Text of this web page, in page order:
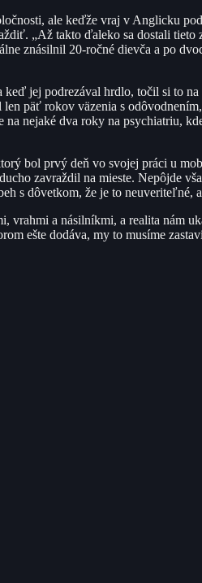
ale keďže vraj v Anglicku
„Až takto ďaleko sa dostali
znásilnil 20-ročné dievča a po
jej podrezával hrdlo, točil si to
päť rokov väzenia s
nejaké dva roky na psychiatriu,
bol prvý deň vo svojej práci u
zavraždil na mieste. Nepôjde
s dôvetkom, že je to neuveriteľné,
a násilníkmi, a realita nám
ešte dodáva, my to musíme